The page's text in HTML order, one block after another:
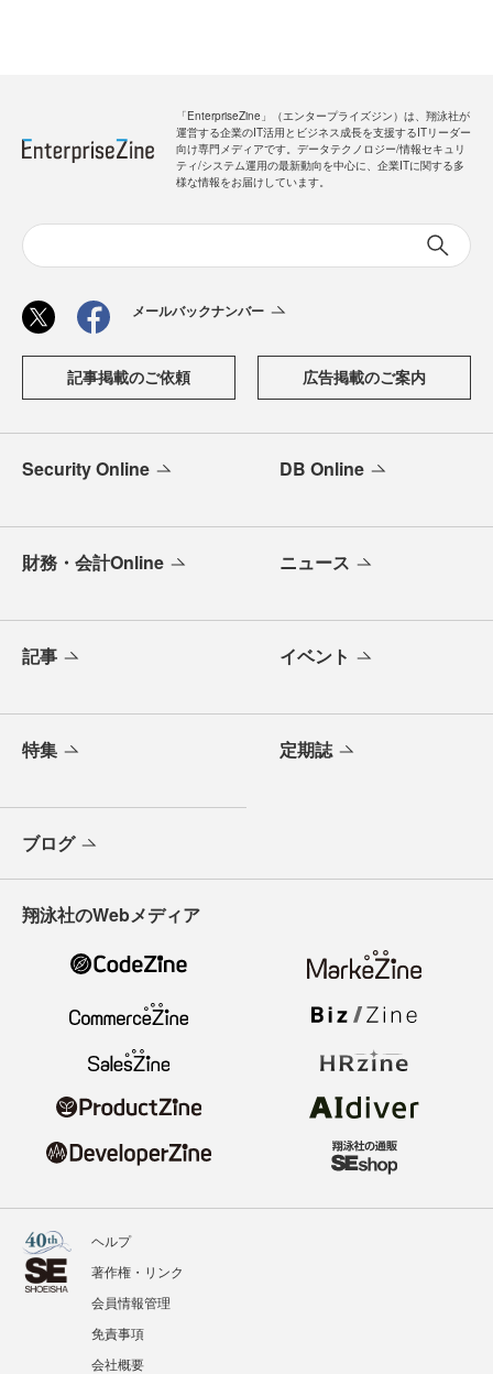
「EnterpriseZine」（エンタープライズジン）は、翔泳社が
運営する企業のIT活用とビジネス成長を支援するITリーダー
向け専門メディアです。データテクノロジー/情報セキュリ
ティ/システム運用の最新動向を中心に、企業ITに関する多
様な情報をお届けしています。
メールバックナンバー
記事掲載のご依頼 広告掲載のご案内
Security Online DB Online
財務・会計Online ニュース
記事 イベント
特集 定期誌
ブログ
翔泳社のWebメディア
ヘルプ
著作権・リンク
会員情報管理
免責事項
会社概要